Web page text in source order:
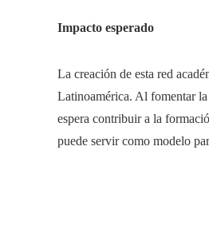
Impacto esperado
La creación de esta red
Latinoamérica. Al fomentar
espera contribuir a la
puede servir como modelo